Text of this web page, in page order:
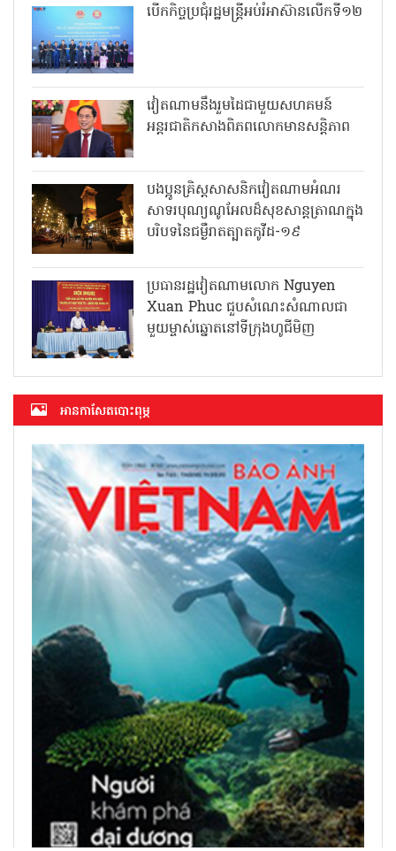
បើកកិច្ចប្រជុំរដ្ឋមន្ត្រីអប់រំអាស៊ានលើកទី១២
វៀតណាមនឹងរួមដៃជាមួយសហគមន៍
អន្តរជាតិកសាងពិភពលោកមានសន្តិភាព
បងប្អូនគ្រិស្តសាសនិកវៀតណាមអំណរ
សាទរបុណ្យណូអែលដ៏សុខសាន្តត្រាណក្នុង
បរិបទនៃជម្ងឺរាតត្បាតកូវីដ-១៩
ប្រធានរដ្ឋវៀតណាមលោក Nguyen
Xuan Phuc ជួបសំណេះសំណាលជា
មួយម្ចាស់ឆ្នោតនៅទីក្រុងហូជីមិញ
អាន​កាសែត​បោះពុម្ភ